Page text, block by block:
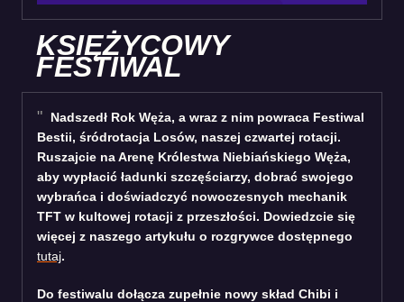
KSIĘŻYCOWY
FESTIWAL
Nadszedł Rok Węża, a wraz z nim powraca Festiwal
Bestii, śródrotacja Losów, naszej czwartej rotacji.
Ruszajcie na Arenę Królestwa Niebiańskiego Węża,
aby wypłacić ładunki szczęściarzy, dobrać swojego
wybrańca i doświadczyć nowoczesnych mechanik
TFT w kultowej rotacji z przeszłości. Dowiedzcie się
więcej z naszego artykułu o rozgrywce dostępnego
tutaj.
Do festiwalu dołącza zupełnie nowy skład Chibi i